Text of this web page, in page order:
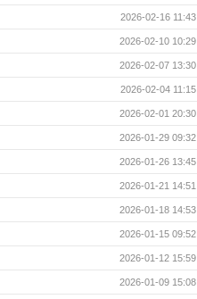
2026-02-16 11:43
2026-02-10 10:29
2026-02-07 13:30
2026-02-04 11:15
2026-02-01 20:30
2026-01-29 09:32
2026-01-26 13:45
2026-01-21 14:51
2026-01-18 14:53
2026-01-15 09:52
2026-01-12 15:59
2026-01-09 15:08